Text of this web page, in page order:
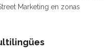
Marketing en zonas